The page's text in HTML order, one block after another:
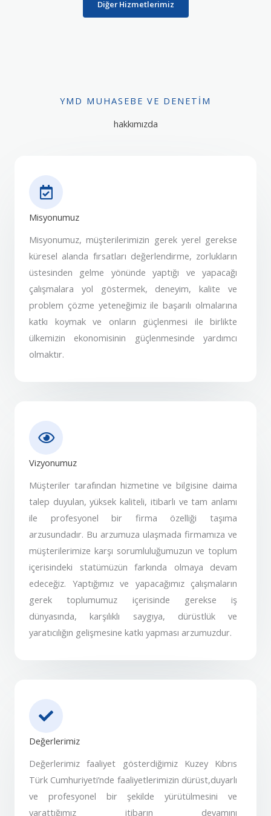
Diğer Hizmetlerimiz
YMD MUHASEBE VE DENETIM
hakkımızda
Misyonumuz
Misyonumuz, müşterilerimizin gerek yerel gerekse
küresel alanda fırsatları değerlendirme, zorlukların
üstesinden gelme yönünde yaptığı ve yapacağı
çalışmalara yol göstermek, deneyim, kalite ve
problem çözme yeteneğimiz ile başarılı olmalarına
katkı koymak ve onların güçlenmesi ile birlikte
ülkemizin ekonomisinin güçlenmesinde yardımcı
olmaktır.
Vizyonumuz
Müşteriler tarafından hizmetine ve bilgisine daima
talep duyulan, yüksek kaliteli, itibarlı ve tam anlamı
ile profesyonel bir firma özelliği taşıma
arzusundadır. Bu arzumuza ulaşmada firmamıza ve
müşterilerimize karşı sorumluluğumuzun ve toplum
içerisindeki statümüzün farkında olmaya devam
edeceğiz. Yaptığımız ve yapacağımız çalışmaların
gerek toplumumuz içerisinde gerekse iş
dünyasında, karşılıklı saygıya, dürüstlük ve
yaratıcılığın gelişmesine katkı yapması arzumuzdur.
Değerlerimiz
Değerlerimiz faaliyet gösterdiğimiz Kuzey Kıbrıs
Türk Cumhuriyeti’nde faaliyetlerimizin dürüst,duyarlı
ve profesyonel bir şekilde yürütülmesini ve
yarattığımız itibarın devamını